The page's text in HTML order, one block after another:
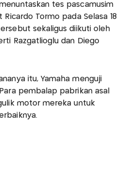
tes pascamusim
Ricardo Tormo pada Selasa 18
sekaligus diikuti oleh
Razgatlioglu dan Diego
itu, Yamaha menguji
pembalap pabrikan asal
motor mereka untuk